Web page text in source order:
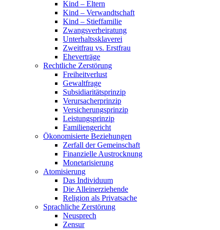
Kind – Eltern
Kind – Verwandtschaft
Kind – Stieffamilie
Zwangsverheiratung
Unterhaltssklaverei
Zweitfrau vs. Erstfrau
Eheverträge
Rechtliche Zerstörung
Freiheitverlust
Gewaltfrage
Subsidiaritätsprinzip
Verursacherprinzip
Versicherungsprinzip
Leistungsprinzip
Familiengericht
Ökonomisierte Beziehungen
Zerfall der Gemeinschaft
Finanzielle Austrocknung
Monetarisierung
Atomisierung
Das Individuum
Die Alleinerziehende
Religion als Privatsache
Sprachliche Zerstörung
Neusprech
Zensur